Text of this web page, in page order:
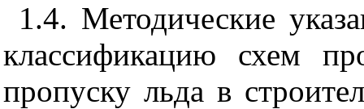
1.4. Методические
классификацию схем
пропуску льда в